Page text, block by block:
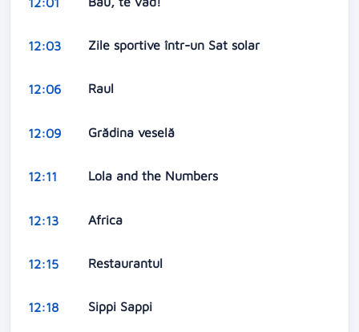
12:03 Zile sportive într-un Sat solar
12:06 Raul
12:09 Grădina veselă
12:11 Lola and the Numbers
12:13 Africa
12:15 Restaurantul
12:18 Sippi Sappi